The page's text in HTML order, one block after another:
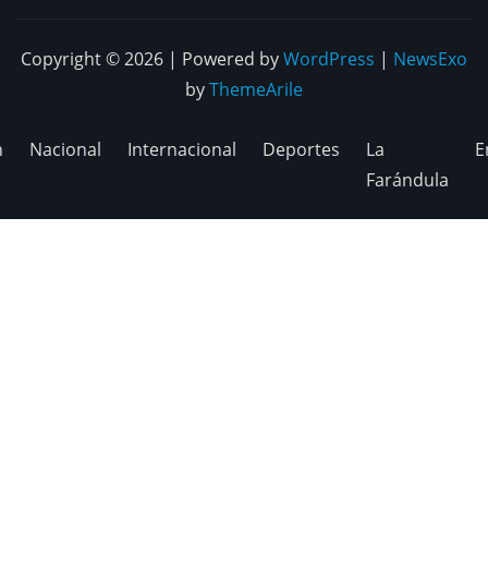
Copyright © 2026 | Powered byWordPress | NewsExo
byThemeArile
Nacional Internacional Deportes
La
Farándula